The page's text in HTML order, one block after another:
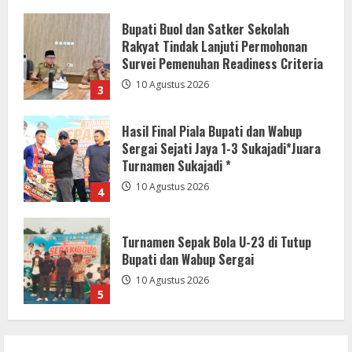
4
Hasil Final Piala Bupati dan Wabup
Sergai Sejati Jaya 1-3 Sukajadi*Juara
Turnamen Sukajadi *
10 Agustus 2026
5
Turnamen Sepak Bola U-23 di Tutup
Bupati dan Wabup Sergai
10 Agustus 2026
1
20,4 Ton Kopi Java Halu KBB Tembus 4
Negara, Dilepas Bupati Jeje
10 Agustus 2026